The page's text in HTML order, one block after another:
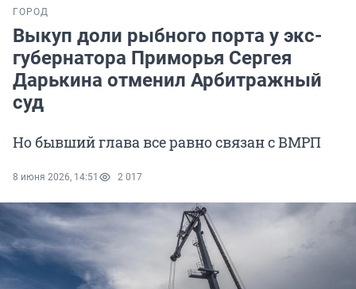
ГОРОД
Выкуп доли рыбного порта у экс-
губернатора Приморья Сергея
Дарькина отменил Арбитражный
суд
Но бывший глава все равно связан с ВМРП
8 июня 2026, 14:51 2 017